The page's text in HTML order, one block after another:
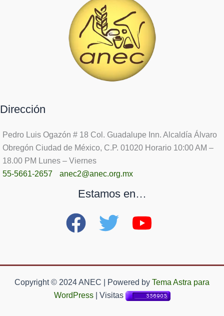
Dirección
Pedro Luis Ogazón # 18 Col. Guadalupe Inn. Alcaldía Álvaro
Obregón Ciudad de México, C.P. 01020 Horario 10:00 AM –
18.00 PM Lunes – Viernes
55-5661-2657
anec2@anec.org.mx
Estamos en…
Copyright © 2024 ANEC | Powered by Tema Astra para
WordPress| Visitas